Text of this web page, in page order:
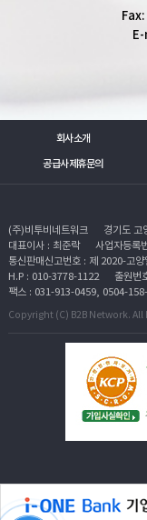
회사소개
공급사제휴문의
(주)비투비네트워크
경기도 고
대표이사 : 최준락
사업자등록
통신판매신고번호 : 제 2020-고
H.P : 010-3778-1122
출원번
팩스 : 031-913-0459, 0504-
Copyright (C) B2B Network. All